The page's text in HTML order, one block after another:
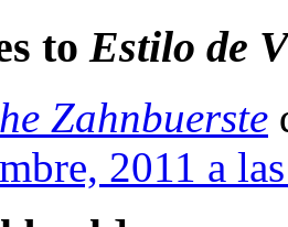
to Estilo de
Zahnbuerste
2011 a